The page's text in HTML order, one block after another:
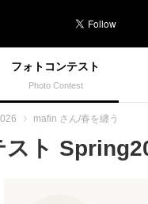
フォトコンテスト
Photo Contest
mafin さん/春を纏う
ト